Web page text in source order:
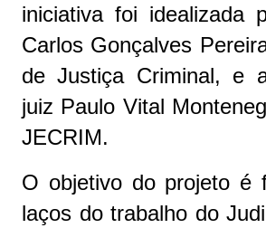
iniciativa foi idealizada
Carlos Gonçalves
de Justiça Criminal, e
juiz Paulo Vital
JECRIM.
O objetivo do projeto é
laços do trabalho do